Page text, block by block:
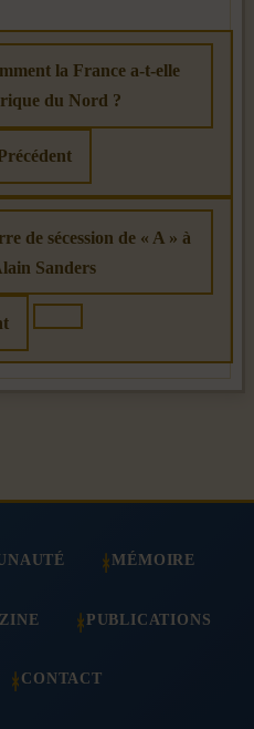
la France a-t-elle
du Nord ?
de sécession de « A » à
Sanders
MÉMOIRE
PUBLICATIONS
CONTACT